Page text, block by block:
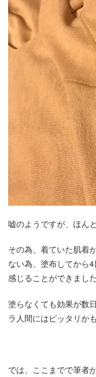
嘘のようですが、ほん
その為、着ていた肌着
ない為、塗布してから
感じることができまし
塗らなくても効果が数
ラ人間にはピッタリか
では、ここまでで筆者